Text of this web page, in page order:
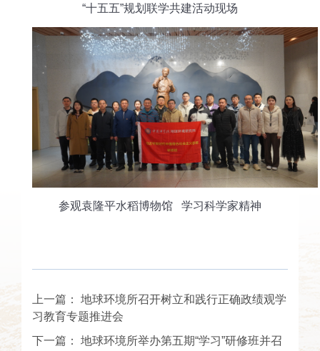
“十五五”规划联学共建活动现场
参观袁隆平水稻博物馆 学习科学家精神
上一篇：
地球环境所召开树立和践行正确政绩观学
习教育专题推进会
下一篇：
地球环境所举办第五期“学习”研修班并召